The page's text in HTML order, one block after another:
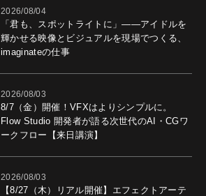
2026/08/04
「君も、スポットライトに」――アイドルを
輝かせる映像とビジュアルを現場でつくる、
imaginateの仕事
2026/08/03
8/7（金）開催！VFXはよりシンプルに。
Flow Studio 開発者が語る次世代のAI・CGワ
ークフロー【来日講演】
2026/08/03
【8/27（木）リアル開催】エフェクトアーテ